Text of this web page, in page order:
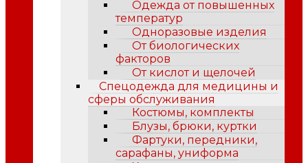
Одежда от повышенных
температур
Одноразовые изделия
От биологических
факторов
От кислот и щелочей
Спецодежда для медицины и
сферы обслуживания
Костюмы, комплекты
Блузы, брюки, куртки
Фартуки, передники,
сарафаны, униформа